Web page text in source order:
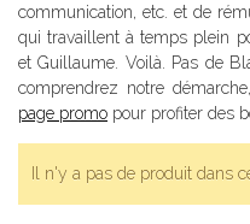
communication, etc. et de
qui travaillent à temps plein
et Guillaume. Voilà. Pas de
comprendrez notre
page promo pour profiter des
Il n'y a pas de produit dans